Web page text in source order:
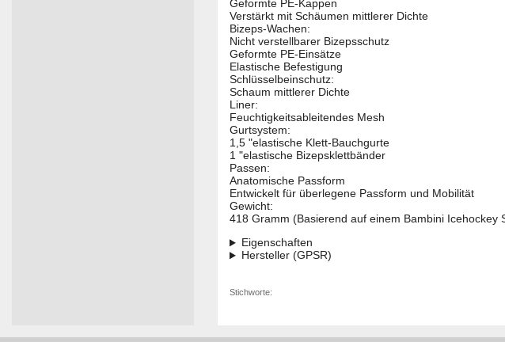
Geformte PE-Kappen
Verstärkt mit Schäumen mittlerer Dichte
Bizeps-Wachen:
Nicht verstellbarer Bizepsschutz
Geformte PE-Einsätze
Elastische Befestigung
Schlüsselbeinschutz:
Schaum mittlerer Dichte
Liner:
Feuchtigkeitsableitendes Mesh
Gurtsystem:
1,5 "elastische Klett-Bauchgurte
1 "elastische Bizepsklettbänder
Passen:
Anatomische Passform
Entwickelt für überlegene Passform und Mobilität
Gewicht:
418 Gramm (Basierend auf einem Bambini Icehockey
Eigenschaften
Hersteller (GPSR)
Stichworte: